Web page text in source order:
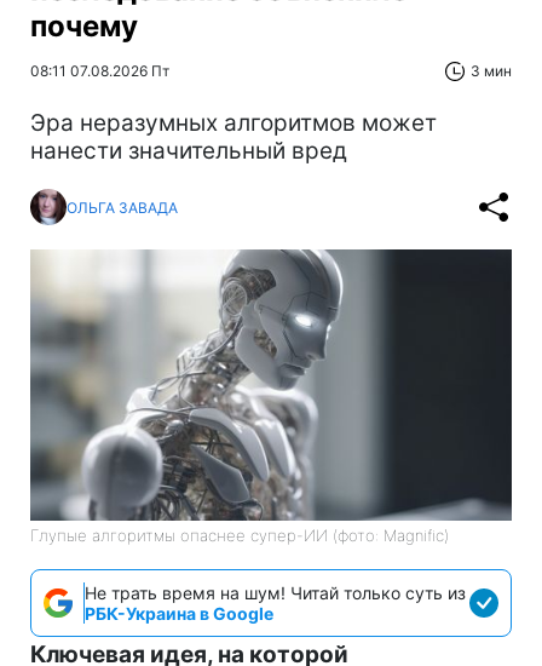
почему
08:11 07.08.2026 Пт 3 мин
Эра неразумных алгоритмов может
нанести значительный вред
ОЛЬГА ЗАВАДА
Глупые алгоритмы опаснее супер-ИИ (фото: Magnific)
Не трать время на шум! Читай только суть из
РБК-Украина в Google
Ключевая идея, на которой